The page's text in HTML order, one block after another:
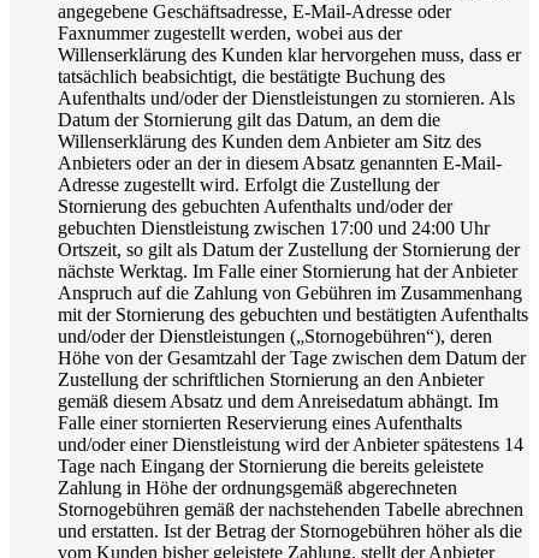
angegebene Geschäftsadresse, E-Mail-Adresse oder
Faxnummer zugestellt werden, wobei aus der
Willenserklärung des Kunden klar hervorgehen muss, dass er
tatsächlich beabsichtigt, die bestätigte Buchung des
Aufenthalts und/oder der Dienstleistungen zu stornieren. Als
Datum der Stornierung gilt das Datum, an dem die
Willenserklärung des Kunden dem Anbieter am Sitz des
Anbieters oder an der in diesem Absatz genannten E-Mail-
Adresse zugestellt wird. Erfolgt die Zustellung der
Stornierung des gebuchten Aufenthalts und/oder der
gebuchten Dienstleistung zwischen 17:00 und 24:00 Uhr
Ortszeit, so gilt als Datum der Zustellung der Stornierung der
nächste Werktag. Im Falle einer Stornierung hat der Anbieter
Anspruch auf die Zahlung von Gebühren im Zusammenhang
mit der Stornierung des gebuchten und bestätigten Aufenthalts
und/oder der Dienstleistungen („Stornogebühren“), deren
Höhe von der Gesamtzahl der Tage zwischen dem Datum der
Zustellung der schriftlichen Stornierung an den Anbieter
gemäß diesem Absatz und dem Anreisedatum abhängt. Im
Falle einer stornierten Reservierung eines Aufenthalts
und/oder einer Dienstleistung wird der Anbieter spätestens 14
Tage nach Eingang der Stornierung die bereits geleistete
Zahlung in Höhe der ordnungsgemäß abgerechneten
Stornogebühren gemäß der nachstehenden Tabelle abrechnen
und erstatten. Ist der Betrag der Stornogebühren höher als die
vom Kunden bisher geleistete Zahlung, stellt der Anbieter